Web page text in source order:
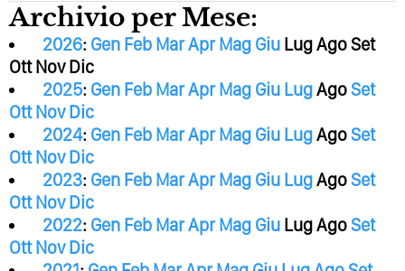
Archivio per Mese:
2026: Gen Feb MarApr Mag Giu LugAgoSet
Ott Nov Dic
2025: Gen Feb MarApr Mag Giu LugAgoSet
Ott Nov Dic
2024: Gen Feb MarApr Mag Giu LugAgoSet
Ott Nov Dic
2023: Gen Feb MarApr Mag Giu LugAgoSet
Ott Nov Dic
2022: Gen Feb MarApr Mag Giu LugAgoSet
Ott Nov Dic